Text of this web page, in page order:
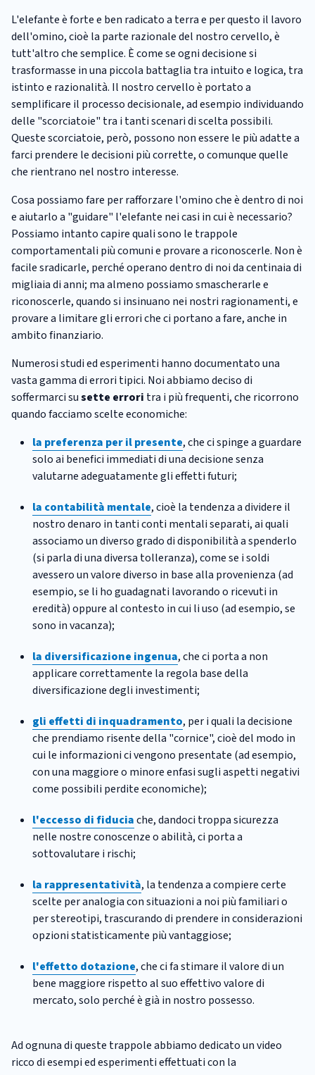
L'elefante è forte e ben radicato a terra e per questo il lavoro
dell'omino, cioè la parte razionale del nostro cervello, è
tutt'altro che semplice. È come se ogni decisione si
trasformasse in una piccola battaglia tra intuito e logica, tra
istinto e razionalità. Il nostro cervello è portato a
semplificare il processo decisionale, ad esempio individuando
delle "scorciatoie" tra i tanti scenari di scelta possibili.
Queste scorciatoie, però, possono non essere le più adatte a
farci prendere le decisioni più corrette, o comunque quelle
che rientrano nel nostro interesse.
Cosa possiamo fare per rafforzare l'omino che è dentro di noi
e aiutarlo a "guidare" l'elefante nei casi in cui è necessario?
Possiamo intanto capire quali sono le trappole
comportamentali più comuni e provare a riconoscerle. Non è
facile sradicarle, perché operano dentro di noi da centinaia di
migliaia di anni; ma almeno possiamo smascherarle e
riconoscerle, quando si insinuano nei nostri ragionamenti, e
provare a limitare gli errori che ci portano a fare, anche in
ambito finanziario.
Numerosi studi ed esperimenti hanno documentato una
vasta gamma di errori tipici. Noi abbiamo deciso di
soffermarci susette errori tra i più frequenti, che ricorrono
quando facciamo scelte economiche:
la preferenza per il presente, che ci spinge a guardare
solo ai benefici immediati di una decisione senza
valutarne adeguatamente gli effetti futuri;
la contabilità mentale, cioè la tendenza a dividere il
nostro denaro in tanti conti mentali separati, ai quali
associamo un diverso grado di disponibilità a spenderlo
(si parla di una diversa tolleranza), come se i soldi
avessero un valore diverso in base alla provenienza (ad
esempio, se li ho guadagnati lavorando o ricevuti in
eredità) oppure al contesto in cui li uso (ad esempio, se
sono in vacanza);
la diversificazione ingenua, che ci porta a non
applicare correttamente la regola base della
diversificazione degli investimenti;
gli effetti di inquadramento, per i quali la decisione
che prendiamo risente della "cornice", cioè del modo in
cui le informazioni ci vengono presentate (ad esempio,
con una maggiore o minore enfasi sugli aspetti negativi
come possibili perdite economiche);
l'eccesso di fiduciache, dandoci troppa sicurezza
nelle nostre conoscenze o abilità, ci porta a
sottovalutare i rischi;
la rappresentatività, la tendenza a compiere certe
scelte per analogia con situazioni a noi più familiari o
per stereotipi, trascurando di prendere in considerazioni
opzioni statisticamente più vantaggiose;
l'effetto dotazione, che ci fa stimare il valore di un
bene maggiore rispetto al suo effettivo valore di
mercato, solo perché è già in nostro possesso.
Ad ognuna di queste trappole abbiamo dedicato un video
ricco di esempi ed esperimenti effettuati con la